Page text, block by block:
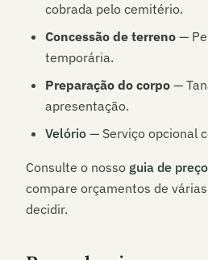
cobrada pelo cemitério.
Concessão de terreno —
temporária.
Preparação do corpo —
apresentação.
Velório — Serviço opcional
Consulte o nosso guia de
compare orçamentos de
decidir.